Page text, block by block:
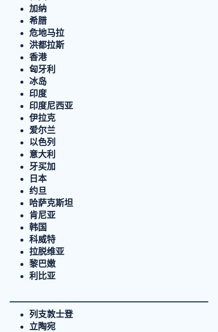
加纳
希腊
危地马拉
洪都拉斯
香港
匈牙利
冰岛
印度
印度尼西亚
伊拉克
爱尔兰
以色列
意大利
牙买加
日本
约旦
哈萨克斯坦
肯尼亚
韩国
科威特
拉脱维亚
黎巴嫩
利比亚
列支敦士登
立陶宛